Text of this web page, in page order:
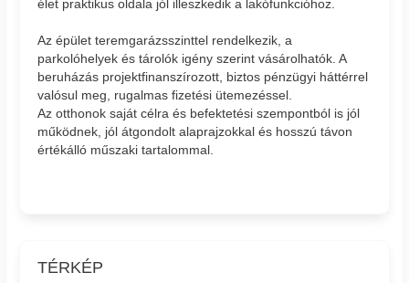
élet praktikus oldala jól illeszkedik a lakófunkcióhoz.
Az épület teremgarázsszinttel rendelkezik, a
parkolóhelyek és tárolók igény szerint vásárolhatók. A
beruházás projektfinanszírozott, biztos pénzügyi háttérrel
valósul meg, rugalmas fizetési ütemezéssel.
Az otthonok saját célra és befektetési szempontból is jól
működnek, jól átgondolt alaprajzokkal és hosszú távon
értékálló műszaki tartalommal.
TÉRKÉP